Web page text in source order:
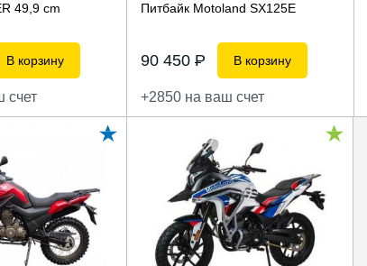
49,9 сm
В корзину
счет
Питбайк Motoland SX125E
90 450P В корзину
+2850 на ваш счет